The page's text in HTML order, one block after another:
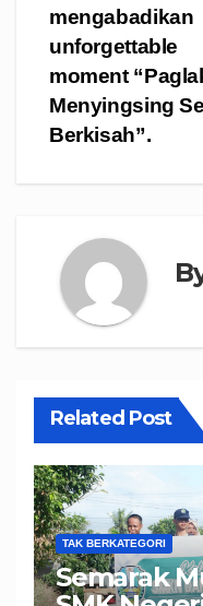
mengabadikan
unforgettable
moment
Menyingsing
Berkisah”.
Related Post
TAK BERKATEGORI
Semarak